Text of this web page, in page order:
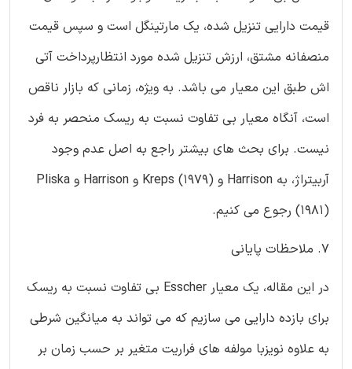
قیمت دارایی تنزیل شده، یک مارتینگل است و سپس قیمت
منصفانه مشتق، ارزش تنزیل شده مورد انتظارپرداخت آتی
اش طبق این معیار می باشد. به ویژه، زمانی که بازار ناقص
است، آنگاه معیار بی تفاوت نسبت به ریسک منحصر به فرد
نیست. برای بحث های بیشتر راجع به اصل عدم وجود
آربیتراژ، به Harrison و Kreps (1979) و Harrison و Pliska
(1981) رجوع می کنیم.
7. ملاحظات پایانی
در این مقاله، یک معیار Esscher بی تفاوت نسبت به ریسک
برای بازده دارایی می سازیم که می تواند به میانگین شرطی
به علاوه نویزبا مولفه های فراریت متغیر بر حسب زمان بر